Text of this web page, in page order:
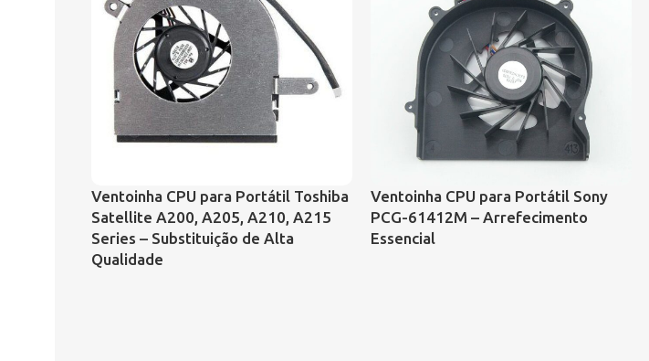
Ventoinha CPU para Portátil Toshiba
Satellite A200, A205, A210, A215
Series – Substituição de Alta
Qualidade
Ventoinha CPU para Portátil Sony
PCG-61412M – Arrefecimento
Essencial